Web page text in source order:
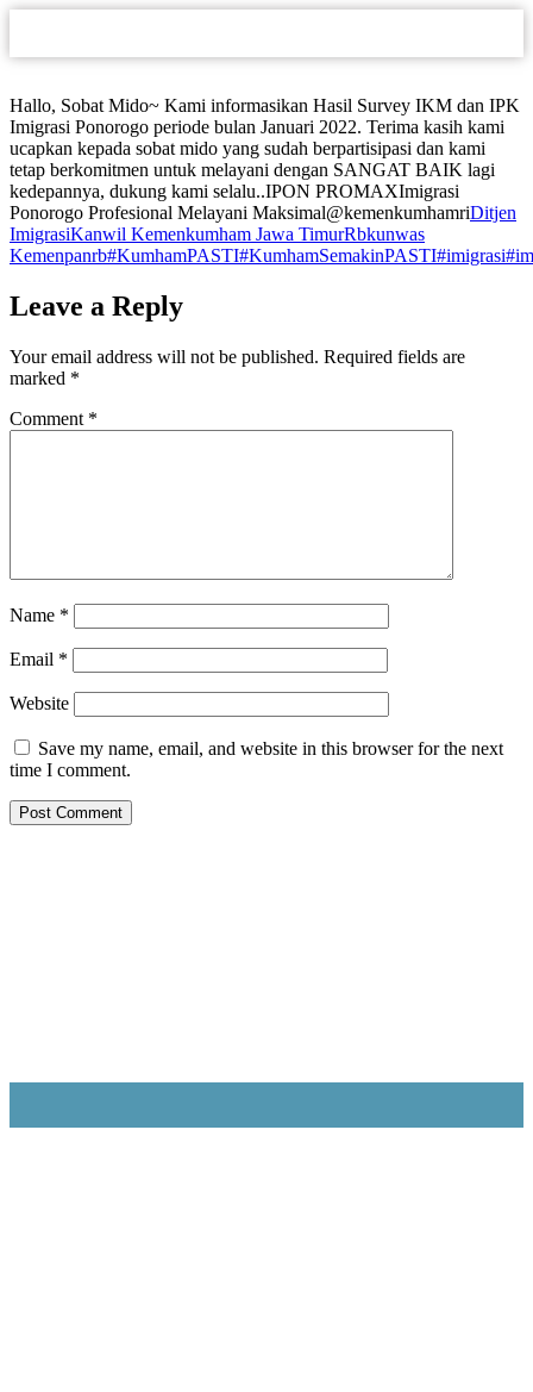
Hallo, Sobat Mido~ Kami informasikan Hasil Survey IKM dan IPK
Imigrasi Ponorogo periode bulan Januari 2022. Terima kasih kami
ucapkan kepada sobat mido yang sudah berpartisipasi dan kami
tetap berkomitmen untuk melayani dengan SANGAT BAIK lagi
kedepannya, dukung kami selalu..IPON PROMAXImigrasi
Ponorogo Profesional Melayani Maksimal@kemenkumhamriDitjen
ImigrasiKanwil Kemenkumham Jawa TimurRbkunwas
Kemenpanrb#KumhamPASTI#KumhamSemakinPASTI#imigrasi
Leave a Reply
Your email address will not be published. Required fields are
marked *
Comment *
Name *
Email *
Website
Save my name, email, and website in this browser for the next
time I comment.